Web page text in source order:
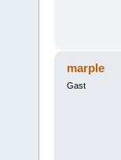
marple
Gast